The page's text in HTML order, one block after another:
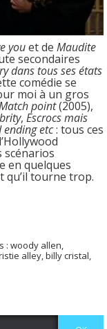
youet de Maudite
secondaires
dans tous ses états
comédie se
moi à un gros
point(2005),
, Escrocs mais
etc: tous ces
scénarios
en quelques
qu’il tourne trop.
:woody allen,
alley,billy cristal,